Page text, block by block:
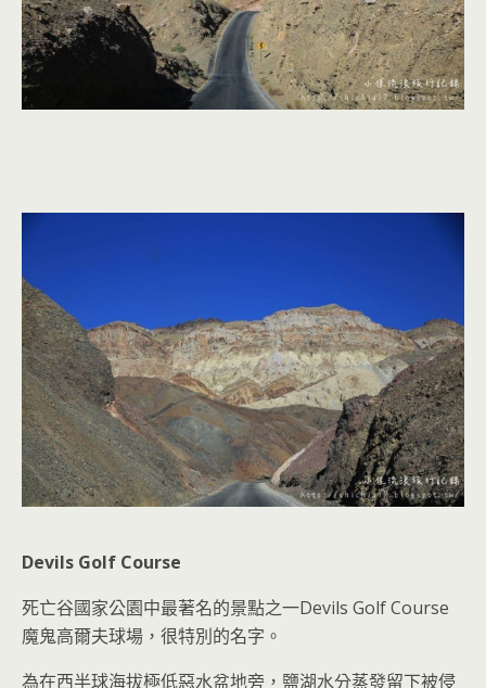
Devils Golf Course
死亡谷國家公園中最著名的景點之一Devils Golf Course
魔鬼高爾夫球場，很特別的名字。
為在西半球海拔極低惡水盆地旁，鹽湖水分蒸發留下被侵